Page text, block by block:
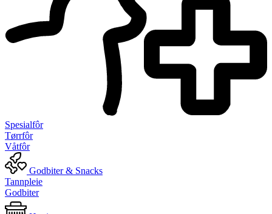
Spesialfôr
Tørrfôr
Våtfôr
Godbiter & Snacks
Tannpleie
Godbiter